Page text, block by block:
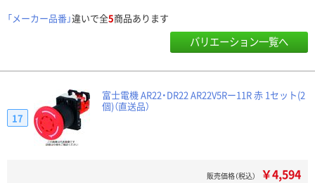
「メーカー品番」違いで全5商品あります
バリエーション一覧へ
富士電機 AR22・DR22 AR22V5Rー11R 赤 1セット(2
個)（直送品）
17
販売価格（税込） ￥4,594